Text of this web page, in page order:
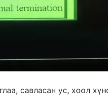
савласан ус, хоол